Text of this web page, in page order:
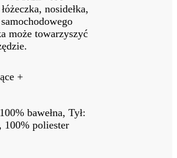
nosidełka,
może towarzyszyć
+
bawełna, Tył:
100% poliester